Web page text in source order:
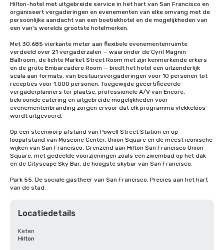
Hilton-hotel met uitgebreide service in het hart van San Francisco en
organiseert vergaderingen en evenementen van elke omvang met de
persoonlijke aandacht van een boetiekhotel en de mogelijkheden van
een van's werelds grootste hotelmerken.
Met 30.685 vierkante meter aan flexibele evenementenruimte
verdeeld over 21 vergaderzalen — waaronder de Cyril Magnin
Ballroom, de lichte Market Street Room met zijn kenmerkende erkers
en de grote Embarcadero Room — biedt het hotel een uitzonderlijk
scala aan formats, van bestuursvergaderingen voor 10 personen tot
recepties voor 1.000 personen. Toegewijde gecertificeerde
vergaderplanners ter plaatse, professionele A/V van Encore,
bekroonde catering en uitgebreide mogelijkheden voor
evenementenbranding zorgen ervoor dat elk programma vlekkeloos
wordt uitgevoerd.
Op een steenworp afstand van Powell Street Station en op
loopafstand van Moscone Center, Union Square en de meest iconische
wijken van San Francisco. Grenzend aan Hilton San Francisco Union
Square, met gedeelde voorzieningen zoals een zwembad op het dak
en de Cityscape Sky Bar, de hoogste skybar van San Francisco.
Park 55. De sociale gastheer van San Francisco. Precies aan het hart
van de stad.
Locatiedetails
Keten
Hilton